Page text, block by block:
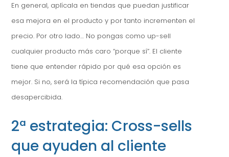
En general, aplícala en tiendas que puedan justificar
esa mejora en el producto y por tanto incrementen el
precio. Por otro lado… No pongas como up-sell
cualquier producto más caro “porque sí”. El cliente
tiene que entender rápido por qué esa opción es
mejor. Si no, será la típica recomendación que pasa
desapercibida.
2ª estrategia: Cross-sells
que ayuden al cliente